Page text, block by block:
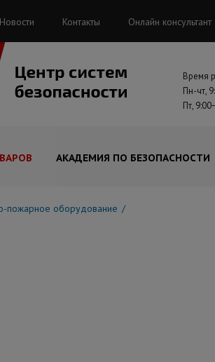
Новости Контакты Онлайн консультант
Время
Пн-чт,
Пт,
АКАДЕМИЯ ПО БЕЗОПАСНОСТИ
пожарное оборудование